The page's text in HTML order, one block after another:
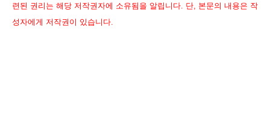
련된 권리는 해당 저작권자에 소유됨을 알립니다. 단, 본문의 내용은 작
성자에게 저작권이 있습니다.